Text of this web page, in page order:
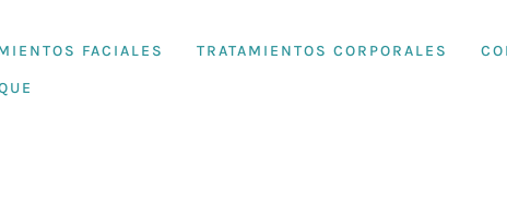
FACIALES TRATAMIENTOS CORPORALES